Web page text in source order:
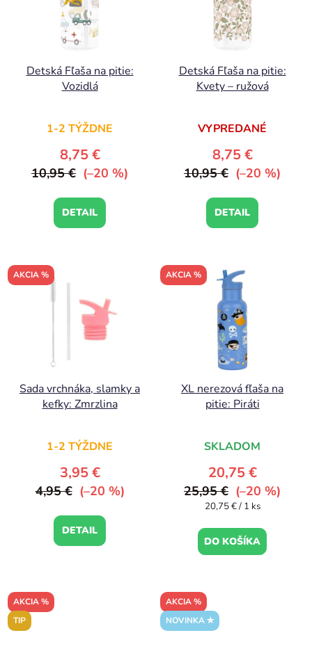
Detská Fľaša na pitie:
Vozidlá
hodnotenie
produktu
je
z
5
1-2 TÝŽDNE
8,75 €
10,95 € (–20 %)
DETAIL
Detská Fľaša na pitie:
Kvety – ružová
VYPREDANÉ
8,75 €
10,95 € (–20 %)
DETAIL
AKCIA %
Sada vrchnáka, slamky a
kefky: Zmrzlina
1-2 TÝŽDNE
3,95 €
4,95 € (–20 %)
DETAIL
AKCIA %
XL nerezová fľaša na
pitie: Piráti
SKLADOM
20,75 €
25,95 € (–20 %)
Jednotková
20,75 € / 1 ks
DO KOŠÍKA
AKCIA %
TIP
AKCIA %
NOVINKA ✮